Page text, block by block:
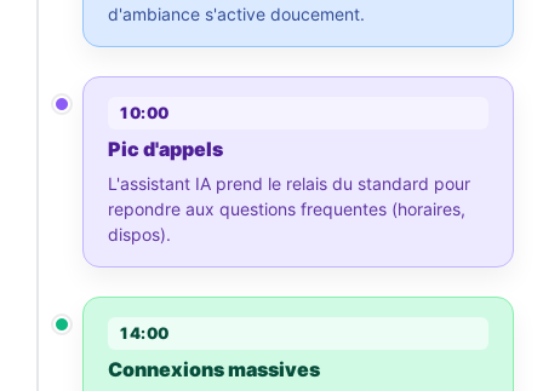
d'ambiance s'active doucement.
10:00
Pic d'appels
L'assistant IA prend le relais du standard pour
repondre aux questions frequentes (horaires,
dispos).
14:00
Connexions massives